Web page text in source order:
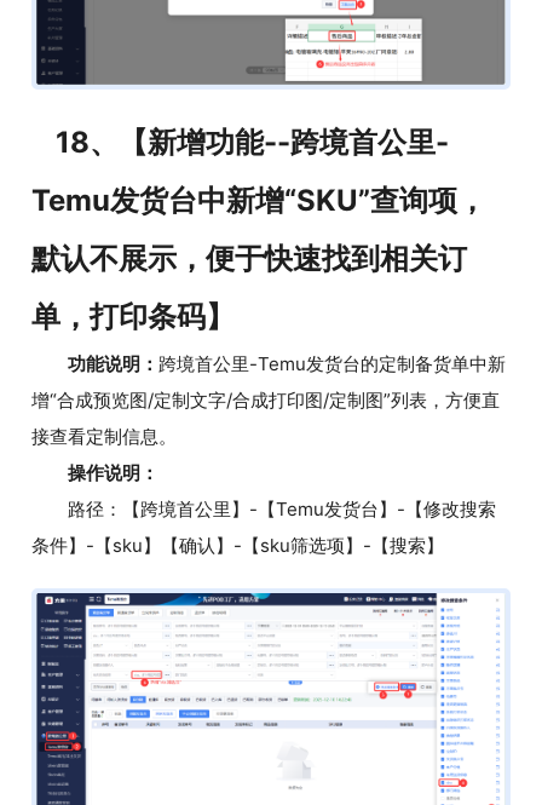
18、【新增功能--跨境首公里-
Temu发货台中新增“SKU”查询项，
默认不展示，便于快速找到相关订
单，打印条码】
功能说明： 跨境首公里-Temu发货台的定制备货单中新
增“合成预览图/定制文字/合成打印图/定制图”列表，方便直
接查看定制信息。
操作说明：
路径：【跨境首公里】-【Temu发货台】-【修改搜索
条件】-【sku】【确认】-【sku筛选项】-【搜索】